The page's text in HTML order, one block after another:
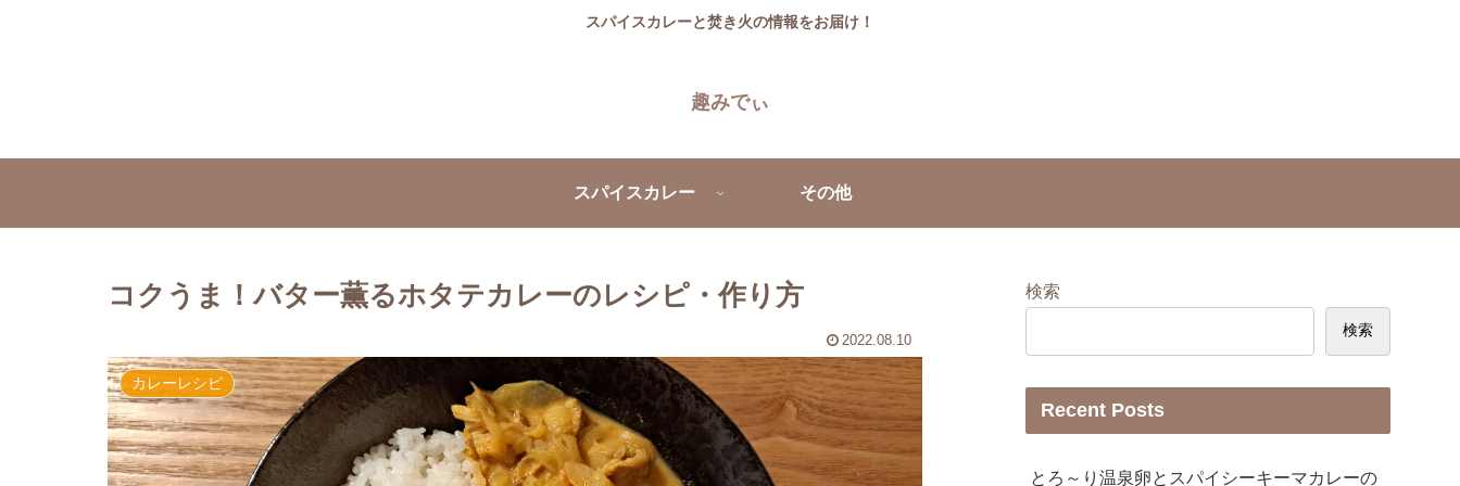
スパイスカレーと焚き火の情報をお届け！
趣みでぃ
スパイスカレー その他
コクうま！バター薫るホタテカレーのレシピ・作り方
2022.08.10
カレーレシピ
検索
検索
Recent Posts
とろ～り温泉卵とスパイシーキーマカレーの